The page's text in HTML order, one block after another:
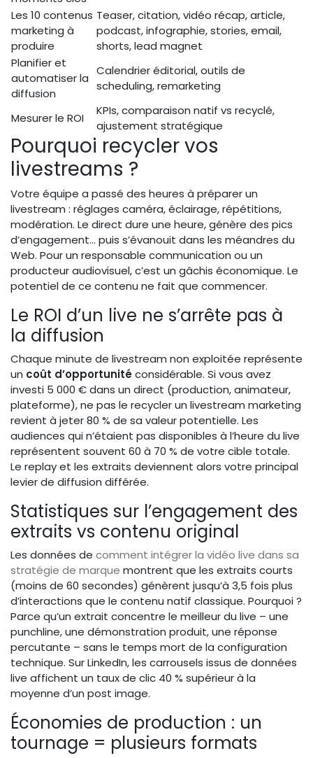
Les 10 contenus
marketing à
produire
Teaser, citation, vidéo récap, article,
podcast, infographie, stories, email,
shorts, lead magnet
Planifier et
automatiser la
diffusion
Calendrier éditorial, outils de
scheduling, remarketing
Mesurer le ROI
KPIs, comparaison natif vs recyclé,
ajustement stratégique
Pourquoi recycler vos
livestreams ?
Votre équipe a passé des heures à préparer un
livestream : réglages caméra, éclairage, répétitions,
modération. Le direct dure une heure, génère des pics
d’engagement… puis s’évanouit dans les méandres du
Web. Pour un responsable communication ou un
producteur audiovisuel, c’est un gâchis économique. Le
potentiel de ce contenu ne fait que commencer.
Le ROI d’un live ne s’arrête pas à
la diffusion
Chaque minute de livestream non exploitée représente
un coût d’opportunitéconsidérable. Si vous avez
investi 5 000 € dans un direct (production, animateur,
plateforme), ne pas le recycler un livestream marketing
revient à jeter 80 % de sa valeur potentielle. Les
audiences qui n’étaient pas disponibles à l’heure du live
représentent souvent 60 à 70 % de votre cible totale.
Le replay et les extraits deviennent alors votre principal
levier de diffusion différée.
Statistiques sur l’engagement des
extraits vs contenu original
Les données de comment intégrer la vidéo live dans sa
stratégie de marque montrent que les extraits courts
(moins de 60 secondes) génèrent jusqu’à 3,5 fois plus
d’interactions que le contenu natif classique. Pourquoi ?
Parce qu’un extrait concentre le meilleur du live – une
punchline, une démonstration produit, une réponse
percutante – sans le temps mort de la configuration
technique. Sur LinkedIn, les carrousels issus de données
live affichent un taux de clic 40 % supérieur à la
moyenne d’un post image.
Économies de production : un
tournage = plusieurs formats